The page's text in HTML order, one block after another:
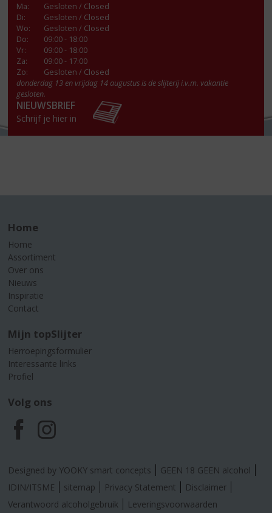
Ma:
Gesloten / Closed
Di:
Gesloten / Closed
Wo:
Gesloten / Closed
Do:
09:00 - 18:00
Vr:
09:00 - 18:00
Za:
09:00 - 17:00
Zo:
Gesloten / Closed
donderdag 13 en vrijdag 14 augustus is de slijterij i.v.m. vakantie
gesloten.
NIEUWSBRIEF
Schrijf je hier in
Home
Home
Assortiment
Over ons
Nieuws
Inspiratie
Contact
Mijn topSlijter
Herroepingsformulier
Interessante links
Profiel
Volg ons
F
a
c
I
n
s
Designed by YOOKY smart concepts
GEEN 18 GEEN alcohol
IDIN/ITSME
sitemap Privacy Statement
Disclaimer
Verantwoord alcoholgebruik
Leveringsvoorwaarden